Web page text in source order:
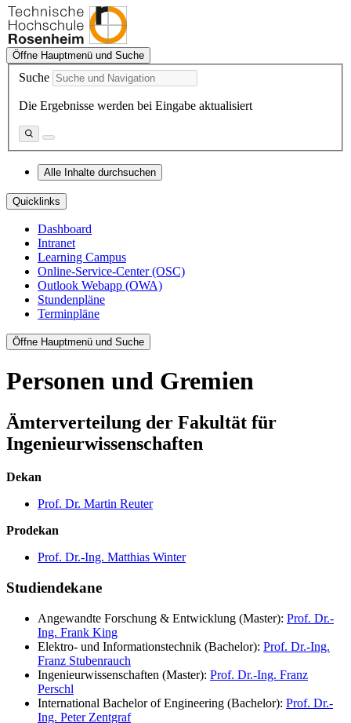
Öffne Hauptmenü und Suche
Suche
Die Ergebnisse werden bei Eingabe aktualisiert
Alle Inhalte durchsuchen
Quicklinks
Dashboard
Intranet
Learning Campus
Online-Service-Center (OSC)
Outlook Webapp (OWA)
Stundenpläne
Terminpläne
Öffne Hauptmenü und Suche
Personen und Gremien
Ämterverteilung der Fakultät für
Ingenieurwissenschaften
Dekan
Prof. Dr. Martin Reuter
Prodekan
Prof. Dr.-Ing. Matthias Winter
Studiendekane
Angewandte Forschung & Entwicklung (Master): Prof. Dr.-
Ing. Frank King
Elektro- und Informationstechnik (Bachelor): Prof. Dr.-Ing.
Franz Stubenrauch
Ingenieurwissenschaften (Master): Prof. Dr.-Ing. Franz
Perschl
International Bachelor of Engineering (Bachelor): Prof. Dr.-
Ing. Peter Zentgraf